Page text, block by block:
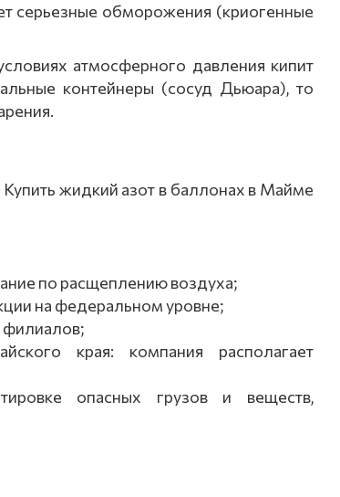
серьезные обморожения (криогенные
атмосферного давления кипит
контейнеры (сосуд Дьюара), то
жидкий азот в баллонах в Майме
по расщеплению воздуха;
на федеральном уровне;
филиалов;
края: компания располагает
опасных грузов и веществ,